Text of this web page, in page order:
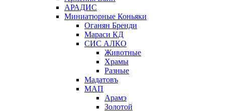
АРАДИС
Миниатюрные Коньяки
Оганян Бренди
Мараси КД
СИС АЛКО
Животные
Храмы
Разные
Мадатовъ
МАП
Арамэ
Золотой